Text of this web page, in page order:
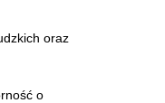
oraz
o